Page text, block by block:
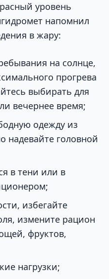
уровень
напомнил
в жару:
на солнце,
прогрева
выбирать для
вечернее время;
одежду из
надевайте головной
в тени или в
избегайте
измените рацион
фруктов,
нагрузки;